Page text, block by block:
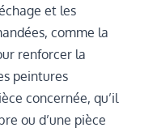
et les
comme la
renforcer la
peintures
concernée, qu’il
ou d’une pièce